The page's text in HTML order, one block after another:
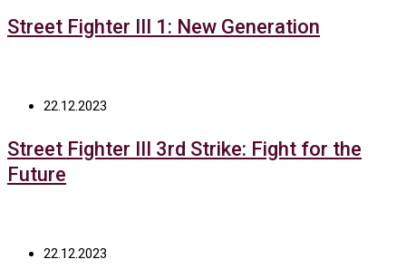
Street Fighter III 1: New Generation
22.12.2023
Street Fighter III 3rd Strike: Fight for the
Future
22.12.2023